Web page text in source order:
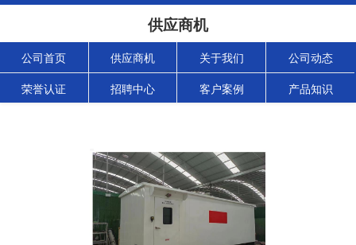
供应商机
公司首页 供应商机 关于我们 公司动态
荣誉认证 招聘中心 客户案例 产品知识